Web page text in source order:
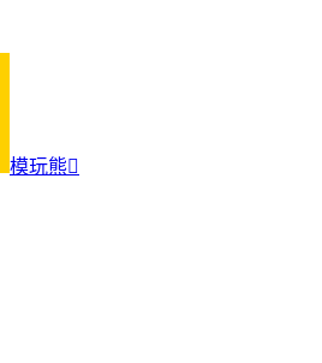
模玩熊